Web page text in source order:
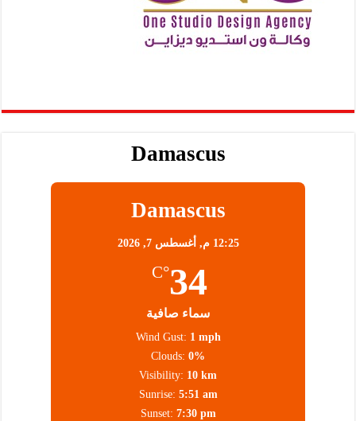
Damascus
Damascus
12:25 م, أغسطس 7, 2026
34
°C
سماء صافية
Wind Gust: 1 mph
Clouds: 0%
Visibility: 10 km
Sunrise: 5:51 am
Sunset: 7:30 pm